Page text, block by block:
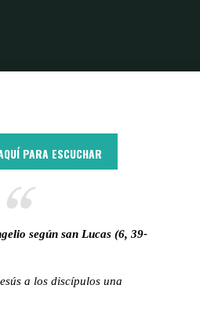
PARA ESCUCHAR
según san Lucas (6, 39-
a los discípulos una